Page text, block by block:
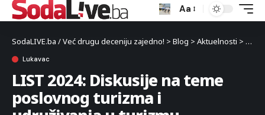
Aa
SodaLIVE.ba / Već drugu deceniju zajedno! > Blog > Aktuelnosti >
Lukavac
LIST 2024: Diskusije na teme
poslovnog turizma i